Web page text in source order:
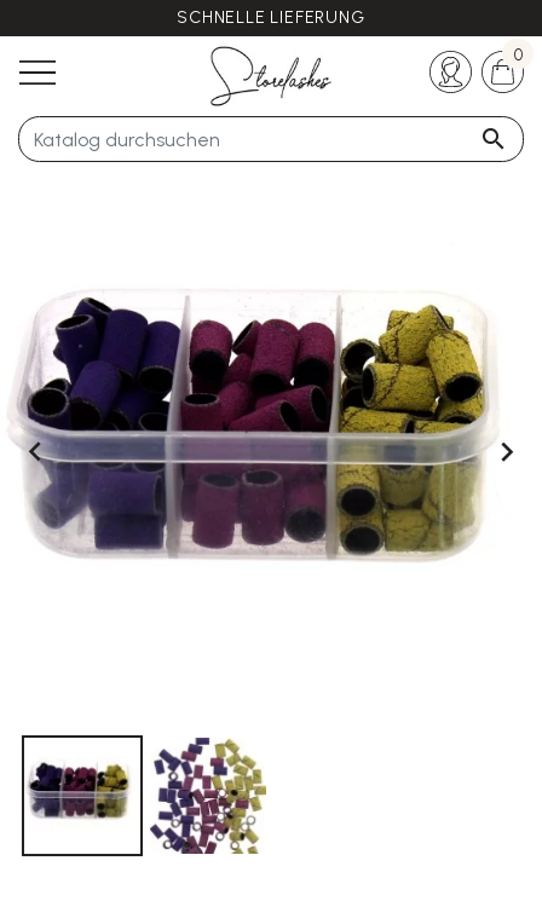
SCHNELLE LIEFERUNG
Haben Sie noch Fragen? +33 (0)5 57 21 62 94

0
 